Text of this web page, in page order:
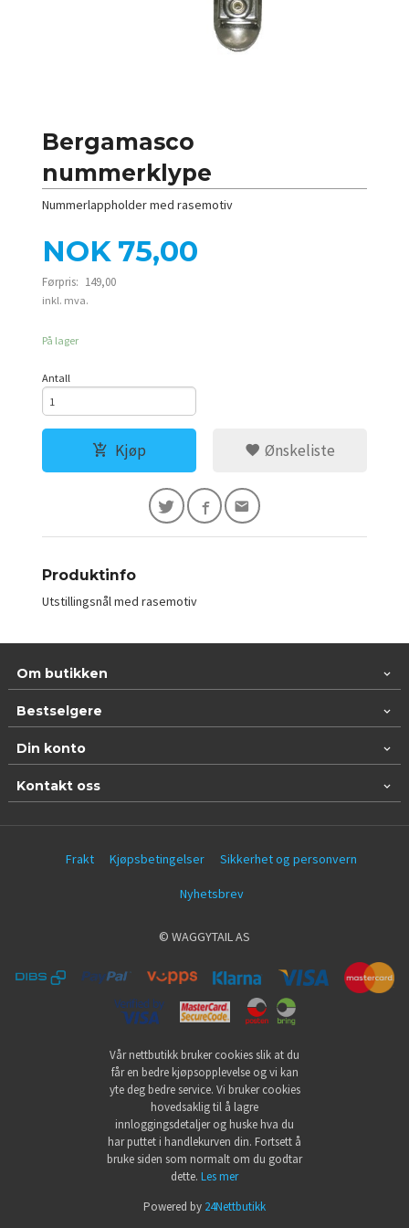
Bergamasco
nummerklype
Nummerlappholder med rasemotiv
Tilbud
NOK 75,00
Førpris: 149,00
Rabatt
inkl. mva.
På lager
Antall
Kjøp Ønskeliste
Produktinfo
Utstillingsnål med rasemotiv
Om butikken
Bestselgere
Din konto
Kontakt oss
Frakt Kjøpsbetingelser Sikkerhet og personvern
Nyhetsbrev
© WAGGYTAIL AS
Vår nettbutikk bruker cookies slik at du
får en bedre kjøpsopplevelse og vi kan
yte deg bedre service. Vi bruker cookies
hovedsaklig til å lagre
innloggingsdetaljer og huske hva du
har puttet i handlekurven din. Fortsett å
bruke siden som normalt om du godtar
dette. Les mer
Powered by 24Nettbutikk